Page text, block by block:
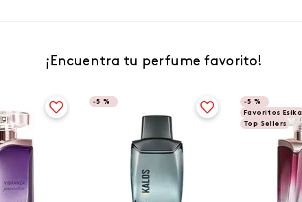
¡Encuentra tu perfume favorito!
-5 % -5 %
Favoritos Esika
Top Sellers